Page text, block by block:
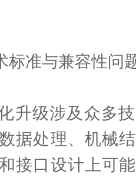
准与兼容性问
级涉及众多技
据处理、机械
接口设计上可